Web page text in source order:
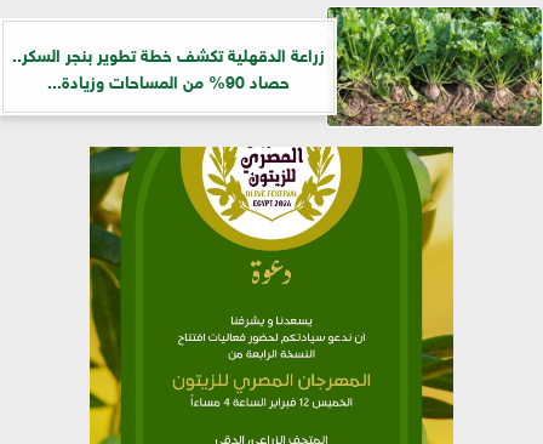
زراعة الدقهلية تكشف خطة تطوير بنجر السكر..
حصاد 90% من المساحات وزيادة...